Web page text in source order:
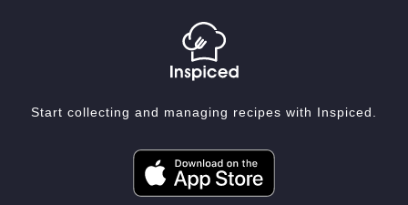
Start collecting and managing recipes with Inspiced.